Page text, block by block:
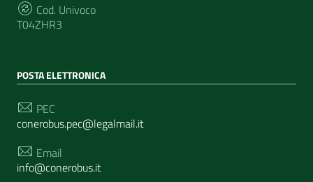
Cod. Univoco
T04ZHR3
POSTA ELETTRONICA
PEC
conerobus.pec@legalmail.it
Email
info@conerobus.it